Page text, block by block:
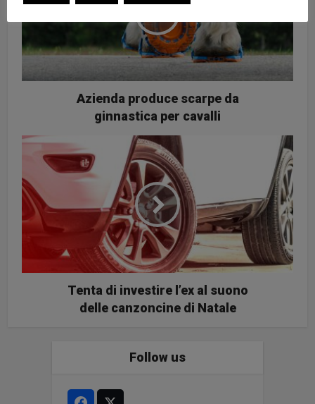
Azienda produce scarpe da
ginnastica per cavalli
Tenta di investire l’ex al suono
delle canzoncine di Natale
Follow us